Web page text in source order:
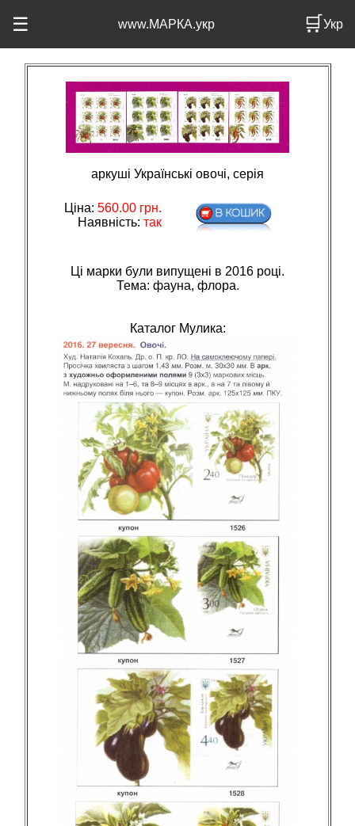
☰ www.МАРКА.укр 🛒Укр
аркуші Українські овочі, серія
Ціна: 560.00грн.
Наявність: так
Ці марки були випущені в 2016 році.
Тема: фауна, флора.
Каталог Мулика: